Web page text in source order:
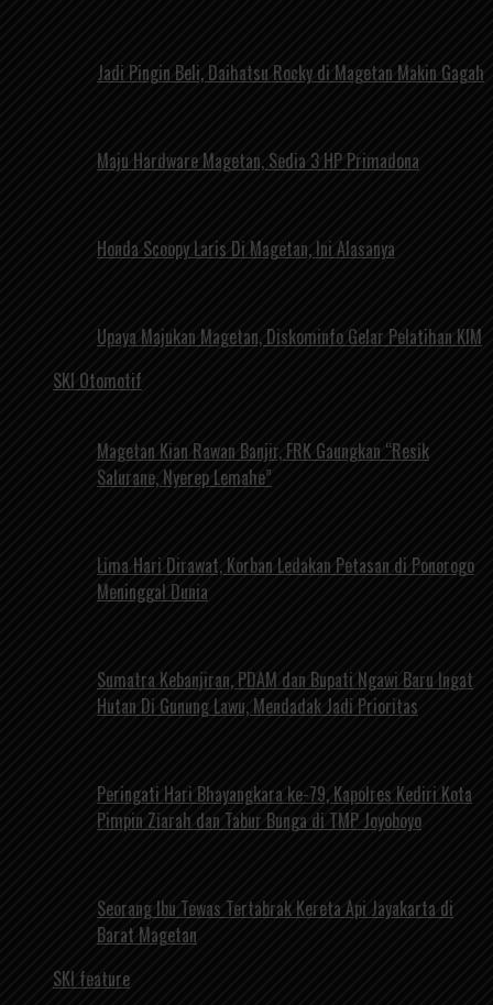
Jadi Pingin Beli, Daihatsu Rocky di Magetan Makin Gagah
Maju Hardware Magetan, Sedia 3 HP Primadona
Honda Scoopy Laris Di Magetan, Ini Alasanya
Upaya Majukan Magetan, Diskominfo Gelar Pelatihan KIM
SKI Otomotif
Magetan Kian Rawan Banjir, FRK Gaungkan “Resik
Salurane, Nyerep Lemahe”
Lima Hari Dirawat, Korban Ledakan Petasan di Ponorogo
Meninggal Dunia
Sumatra Kebanjiran, PDAM dan Bupati Ngawi Baru Ingat
Hutan Di Gunung Lawu, Mendadak Jadi Prioritas
Peringati Hari Bhayangkara ke-79, Kapolres Kediri Kota
Pimpin Ziarah dan Tabur Bunga di TMP Joyoboyo
Seorang Ibu Tewas Tertabrak Kereta Api Jayakarta di
Barat Magetan
SKI feature